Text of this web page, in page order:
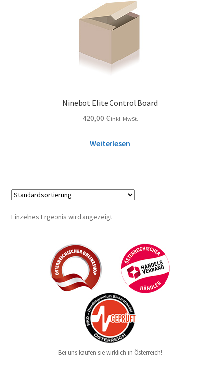
Ninebot Elite Control Board
420,00 € inkl. MwSt.
Weiterlesen
Einzelnes Ergebnis wird angezeigt
Bei uns kaufen sie wirklich in Österreich!